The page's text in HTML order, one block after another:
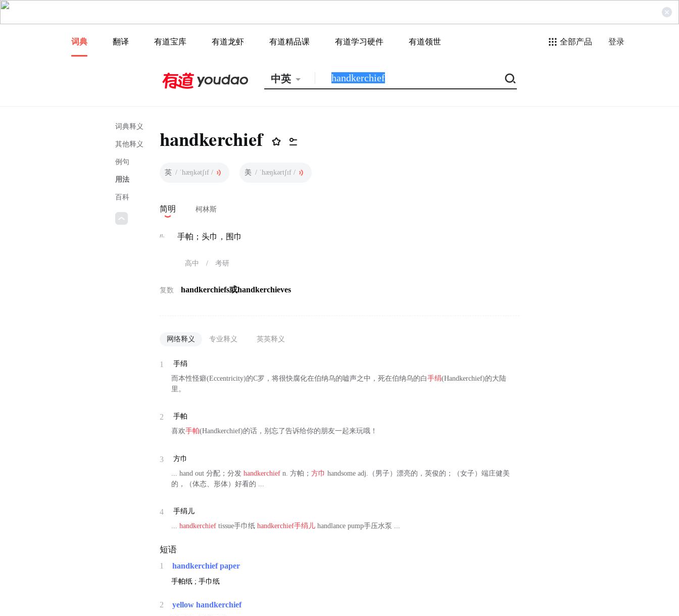
词典 翻译 有道宝库 有道龙虾 有道精品课 有道学习硬件 有道领世 全部产品 登录
中英
词典释义
其他释义
例句
用法
百科
handkerchief
英 / ˈhæŋkətʃɪf / 美 / ˈhæŋkərtʃɪf /
简明 柯林斯
n. 手帕；头巾，围巾
高中 / 考研
复数 handkerchiefs或handkerchieves
网络释义 专业释义 英英释义
1
手绢
而本性怪癖(Eccentricity)的C罗，将很快腐化在伯纳乌的嘘声之中，死在伯纳乌的白手绢(Handkerchief)的大陆
里。
2
手帕
喜欢手帕(Handkerchief)的话，别忘了告诉给你的朋友一起来玩哦！
3
方巾
... hand out 分配；分发handkerchief n. 方帕；方巾 handsome adj.（男子）漂亮的，英俊的；（女子）端庄健美
的，（体态、形体）好看的 ...
4
手绢儿
...handkerchief tissue手巾纸handkerchief手绢儿 handlance pump手压水泵 ...
短语
1 handkerchief paper
手帕纸 ; 手巾纸
2 yellow handkerchief